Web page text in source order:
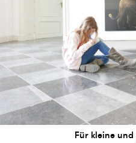
Für kleine